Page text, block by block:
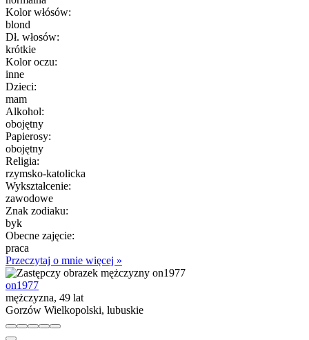
Kolor włósów:
blond
Dł. włosów:
krótkie
Kolor oczu:
inne
Dzieci:
mam
Alkohol:
obojętny
Papierosy:
obojętny
Religia:
rzymsko-katolicka
Wykształcenie:
zawodowe
Znak zodiaku:
byk
Obecne zajęcie:
praca
Przeczytaj o mnie więcej »
on1977
mężczyzna, 49 lat
Gorzów Wielkopolski, lubuskie